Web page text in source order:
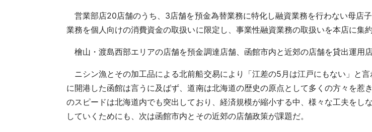
営業部店20店舗のうち、3店舗を預金為替業務に特化し融資業務を行わない母店
業務を個人向けの消費資金の取扱いに限定し、事業性融資業務の取扱いを本店に集約
檜山・渡島西部エリアの店舗を預金調達店舗、函館市内と近郊の店舗を貸出運用
ニシン漁とその加工品による北前船交易により「江差の5月は江戸にもない」と
に開港した函館は言うに及ばず、道南は北海道の歴史の原点として多くの方々を
のスピードは北海道内でも突出しており、経済規模が縮小する中、様々な工夫をし
していくためにも、次は函館市内とその近郊の店舗政策が課題だ。